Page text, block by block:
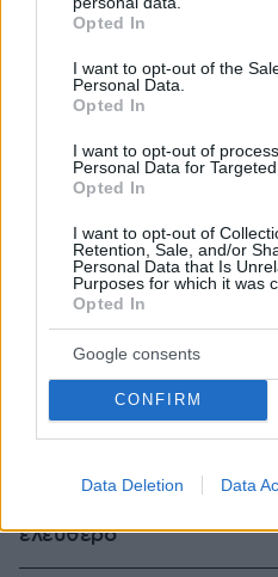
grant or deny consent to
use your data for below
consent section.
Opted In
I want to opt-out of the
Personal Data.
Opted In
I want to opt-out of
Personal Data for Targeted
Opted In
I want to opt-out of
Retention, Sale, and/or
Personal Data that Is
Purposes for which it was
Opted In
Google consents
CONFIRM
Data Deletion Data
προβλήματα όρασης
ελεύθερο